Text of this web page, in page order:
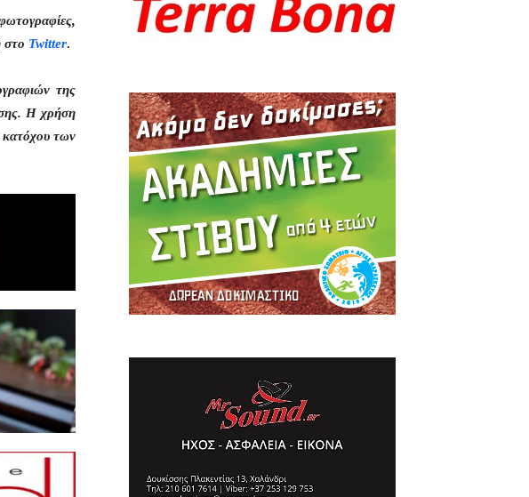
στο Twitter.
της
Η χρήση
κατόχου των